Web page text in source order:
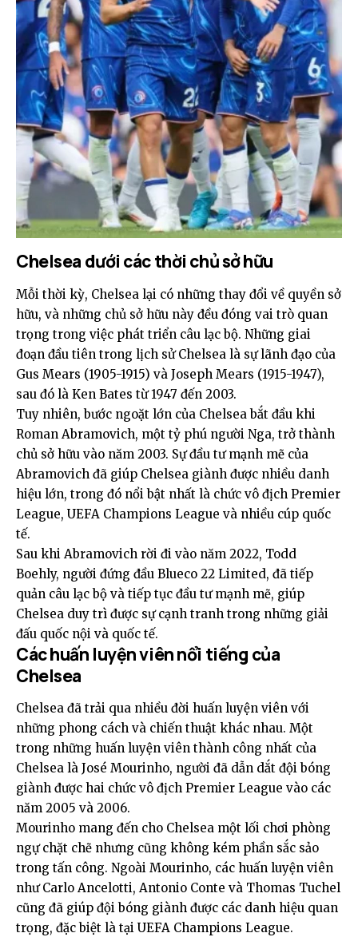
Chelsea dưới các thời chủ sở hữu
Mỗi thời kỳ, Chelsea lại có những thay đổi về quyền sở
hữu, và những chủ sở hữu này đều đóng vai trò quan
trọng trong việc phát triển câu lạc bộ. Những giai
đoạn đầu tiên trong lịch sử Chelsea là sự lãnh đạo của
Gus Mears (1905-1915) và Joseph Mears (1915-1947),
sau đó là Ken Bates từ 1947 đến 2003.
Tuy nhiên, bước ngoặt lớn của Chelsea bắt đầu khi
Roman Abramovich, một tỷ phú người Nga, trở thành
chủ sở hữu vào năm 2003. Sự đầu tư mạnh mẽ của
Abramovich đã giúp Chelsea giành được nhiều danh
hiệu lớn, trong đó nổi bật nhất là chức vô địch Premier
League, UEFA Champions League và nhiều cúp quốc
tế.
Sau khi Abramovich rời đi vào năm 2022, Todd
Boehly, người đứng đầu Blueco 22 Limited, đã tiếp
quản câu lạc bộ và tiếp tục đầu tư mạnh mẽ, giúp
Chelsea duy trì được sự cạnh tranh trong những giải
đấu quốc nội và quốc tế.
Các huấn luyện viên nổi tiếng của
Chelsea
Chelsea đã trải qua nhiều đời huấn luyện viên với
những phong cách và chiến thuật khác nhau. Một
trong những huấn luyện viên thành công nhất của
Chelsea là José Mourinho, người đã dẫn dắt đội bóng
giành được hai chức vô địch Premier League vào các
năm 2005 và 2006.
Mourinho mang đến cho Chelsea một lối chơi phòng
ngự chặt chẽ nhưng cũng không kém phần sắc sảo
trong tấn công. Ngoài Mourinho, các huấn luyện viên
như Carlo Ancelotti, Antonio Conte và Thomas Tuchel
cũng đã giúp đội bóng giành được các danh hiệu quan
trọng, đặc biệt là tại UEFA Champions League.